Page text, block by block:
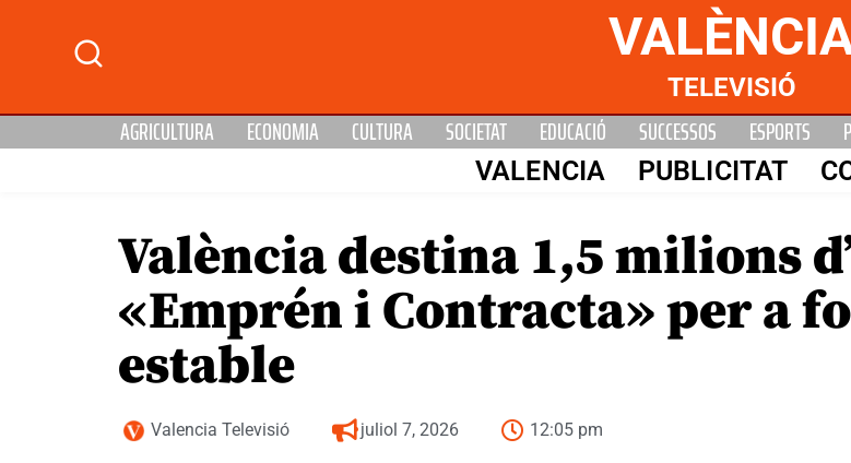
TELEVISIÓ
AGRICULTURA ECONOMIA CULTURA SOCIETAT EDUCACIÓ SUCCESSOS ESPORTS
VALENCIA PUBLICITAT
València destina 1,5 milions
«Emprén i Contracta» per a
estable
Valencia Televisió juliol 7, 2026 12:05 pm